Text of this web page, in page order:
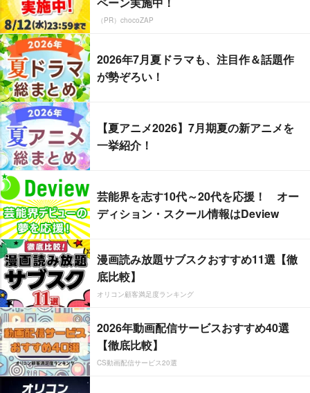
（PR）chocoZAP
2026年7月夏ドラマも、注目作＆話題作
が勢ぞろい！
【夏アニメ2026】7月期夏の新アニメを
一挙紹介！
芸能界を志す10代～20代を応援！ オー
ディション・スクール情報はDeview
漫画読み放題サブスクおすすめ11選【徹
底比較】
オリコン顧客満足度ランキング
2026年動画配信サービスおすすめ40選
【徹底比較】
CS動画配信サービス20選